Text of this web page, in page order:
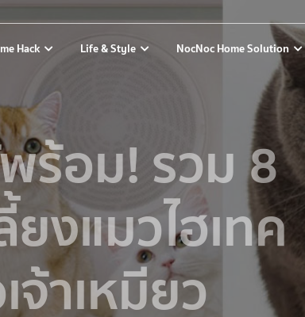
Hack Life & Style NocNoc Home Solution
ร้อม! รวม 8
งแมวไฮเทค
จ้าเหมียว